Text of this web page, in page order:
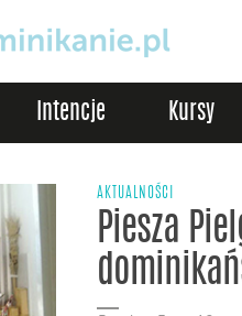
Intencje Kursy
AKTUALNOŚCI
Piesza